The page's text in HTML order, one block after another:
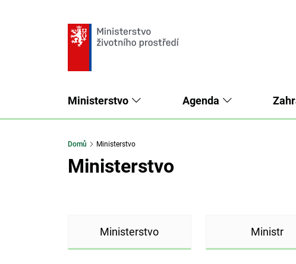
Ministerstvo Agenda
Domů Ministerstvo
Ministerstvo
Ministerstvo Ministr